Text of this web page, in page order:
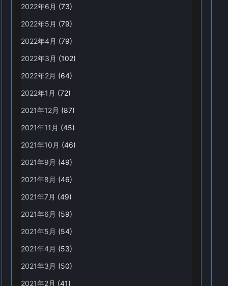
2022年6月 (73)
2022年5月 (79)
2022年4月 (79)
2022年3月 (102)
2022年2月 (64)
2022年1月 (72)
2021年12月 (87)
2021年11月 (45)
2021年10月 (46)
2021年9月 (49)
2021年8月 (46)
2021年7月 (49)
2021年6月 (59)
2021年5月 (54)
2021年4月 (53)
2021年3月 (50)
2021年2月 (41)